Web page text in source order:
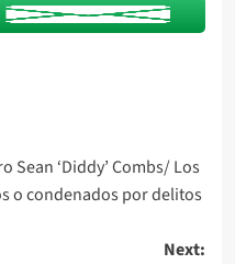
Sean ‘Diddy’ Combs/ Los
o condenados por delitos
Next: